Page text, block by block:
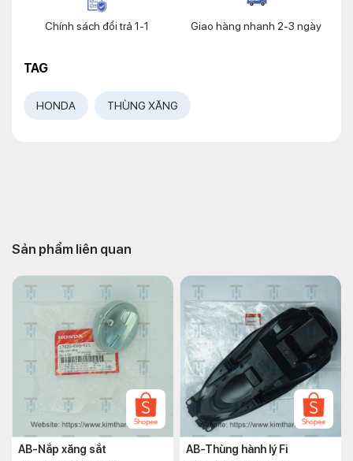
Chính sách đổi trả 1-1 Giao hàng nhanh 2-3 ngày
TAG
HONDA THÙNG XĂNG
Sản phẩm liên quan
AB-Nắp xăng sắt
AB-Thùng hành lý Fi